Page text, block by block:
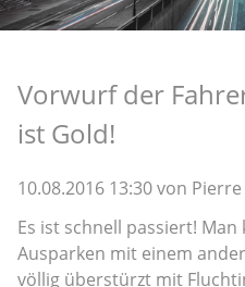
Vorwurf der
ist Gold!
10.08.2016 13:30von
Es ist schnell passiert!
Ausparken mit einem
völlig überstürzt mit